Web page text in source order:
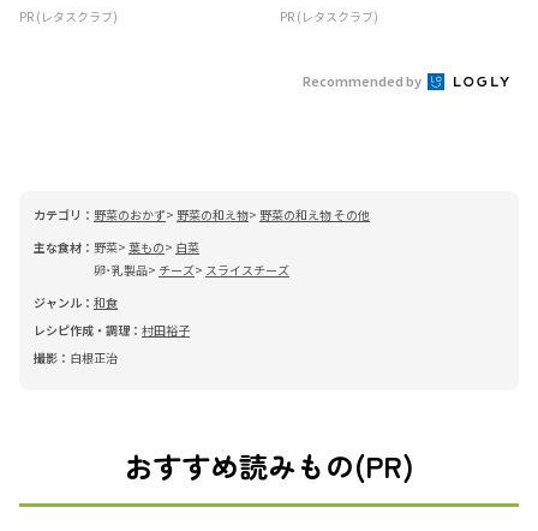
PR (レタスクラブ) PR (レタスクラブ)
Recommended by
カテゴリ： 野菜のおかず 野菜の和え物
野菜の和え物 その他
主な食材： 野菜 葉もの
白菜
卵･乳製品
チーズ
スライスチーズ
ジャンル： 和食
レシピ作成・調理： 村田裕子
撮影： 白根正治
おすすめ読みもの(PR)